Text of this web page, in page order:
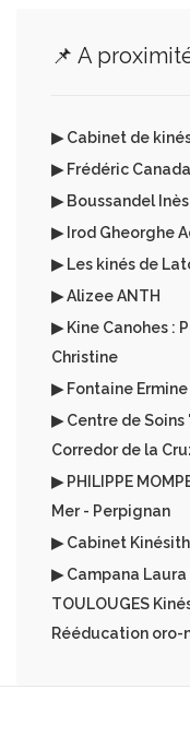
📌 A
▶ Cabinet de
▶ Frédéric
▶ Boussandel Inès
▶ Irod Gheorghe
▶ Les kinés de
▶ Alizee ANTH
▶ Kine Canohes :
Christine
▶ Fontaine Ermine
▶ Centre de Soins
Corredor de la
▶ PHILIPPE
Mer - Perpignan
▶ Cabinet
▶ Campana Laura
TOULOUGES
Rééducation